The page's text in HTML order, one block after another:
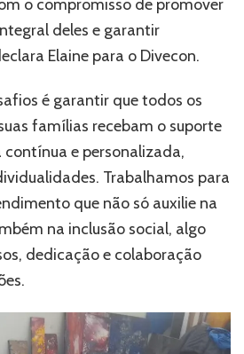
o compromisso de promover
deles e garantir
Elaine para o Divecon.
é garantir que todos os
famílias recebam o suporte
e personalizada,
Trabalhamos para
que não só auxilie na
na inclusão social, algo
dedicação e colaboração